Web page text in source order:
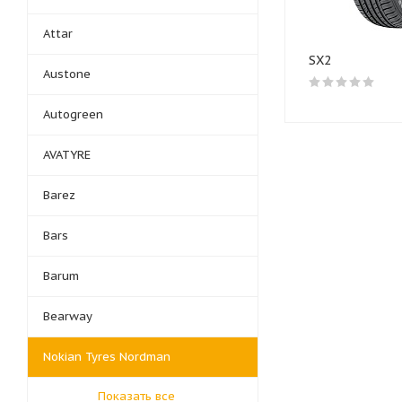
SX2
Attar
Austone
Autogreen
AVATYRE
Barez
Bars
Barum
Bearway
Nokian Tyres Nordman
Показать все